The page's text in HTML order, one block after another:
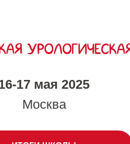
17 мая 2025
Москва